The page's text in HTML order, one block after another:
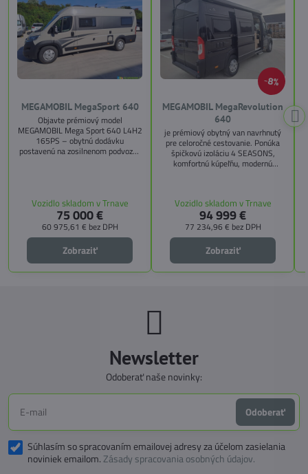
MEGAMOBIL MegaSport 640
Objavte prémiový model
MEGAMOBIL Mega Sport 640 L4H2
165PS – obytnú dodávku
postavenú na zosilnenom podvozku
pozdĺžnemu lôžku a možnosti
doplniť predné prídavné lôžko.
Vozidlo skladom v Trnave
75 000 €
60 975,61 € bez DPH
Zobraziť
8%
MEGAMOBIL MegaRevolution
640
je prémiový obytný van navrhnutý
pre celoročné cestovanie. Ponúka
špičkovú izoláciu 4 SEASONS,
komfortnú kúpeľňu, modernú
CITY, TECHNO, SICHERHEIT a
MEGA WINTER získate maximálnu
bezpečnosť, pohodlie a
technologické inovácie. Ideálna
voľba pre tých, ktorí hľadajú luxus,
funkčnosť a slobodu na cestách.
Vozidlo skladom v Trnave
94 999 €
77 234,96 € bez DPH
Zobraziť
Newsletter
Odoberať naše novinky:
Odoberať
Súhlasím so spracovaním emailovej adresy za účelom zasielania
noviniek emailom.Zásady spracovania osobných údajov.